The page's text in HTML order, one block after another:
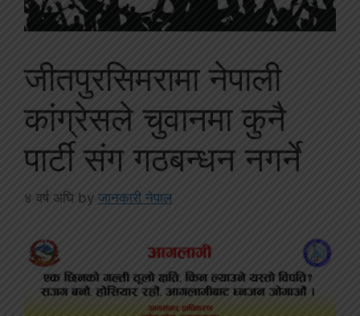
जीतपुरसिमरामा नेपाली
कांग्रेसले चुवानमा कुनै
पार्टी संग गठबन्धन नगर्ने
४ वर्ष अघि by जानकारी नेपाल